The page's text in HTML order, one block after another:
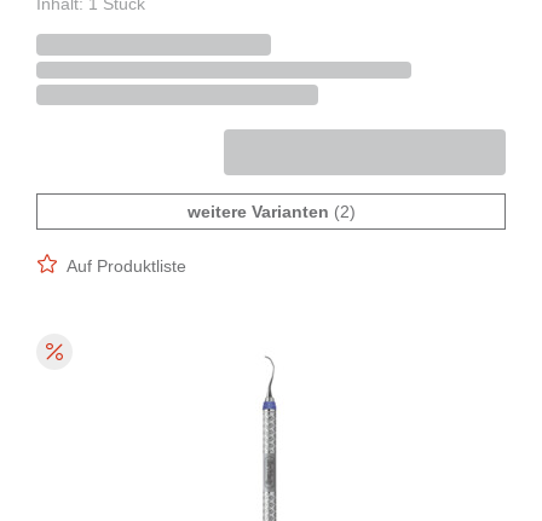
Inhalt: 1 Stück
weitere Varianten (2)
Auf Produktliste